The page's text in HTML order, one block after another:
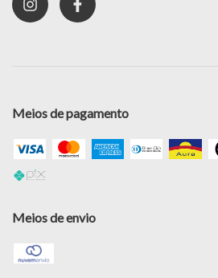
Meios de pagamento
Meios de envio